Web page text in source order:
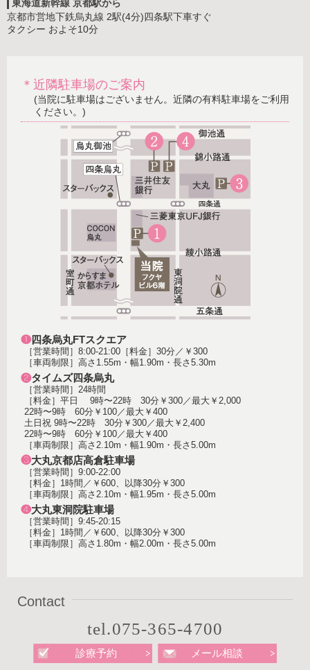
東海道新幹線 京都駅から
京都市営地下鉄烏丸線 2駅(4分)四条駅下車すぐ
タクシー およそ10分
＊近隣駐車場のご案内
(当院に駐車場はございません。近隣の有料駐車場をご利用
ください。)
❶四条烏丸FTスクエア
［営業時間］8:00-21:00［料金］30分／￥300
［車両制限］高さ1.55m・幅1.90m・長さ5.30m
❷タイムズ四条烏丸
［営業時間］24時間
［料金］平日 9時〜22時 30分￥300／最大￥2,000
22時〜9時 60分￥100／最大￥400
土日祝 9時〜22時 30分￥300／最大￥2,400
22時〜9時 60分￥100／最大￥400
［車両制限］高さ2.10m・幅1.90m・長さ5.00m
❸大丸京都店高倉駐車場
［営業時間］9:00-22:00
［料金］1時間／￥600、以降30分￥300
［車両制限］高さ2.10m・幅1.95m・長さ5.00m
❹大丸東洞院駐車場
［営業時間］9:45-20:15
［料金］1時間／￥600、以降30分￥300
［車両制限］高さ1.80m・幅2.00m・長さ5.00m
Contact
tel.075-365-4700
診療予約 メール相談